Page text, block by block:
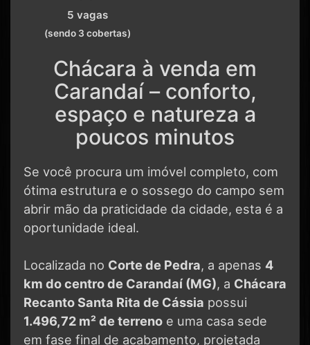
5 vagas
(sendo 3 cobertas)
Chácara à venda em
Carandaí – conforto,
espaço e natureza a
poucos minutos
Se você procura um imóvel completo, com
ótima estrutura e o sossego do campo sem
abrir mão da praticidade da cidade, esta é a
oportunidade ideal.
Localizada no Corte de Pedra, a apenas 4
km do centro de Carandaí (MG), a Chácara
Recanto Santa Rita de Cássia possui
1.496,72 m² de terreno e uma casa sede
em fase final de acabamento, projetada